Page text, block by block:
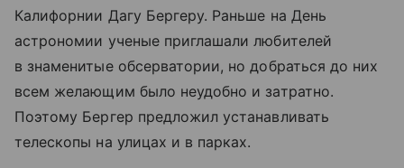
Калифорнии Дагу Бергеру. Раньше на День
астрономии ученые приглашали любителей
в знаменитые обсерватории, но добраться до них
всем желающим было неудобно и затратно.
Поэтому Бергер предложил устанавливать
телескопы на улицах и в парках.